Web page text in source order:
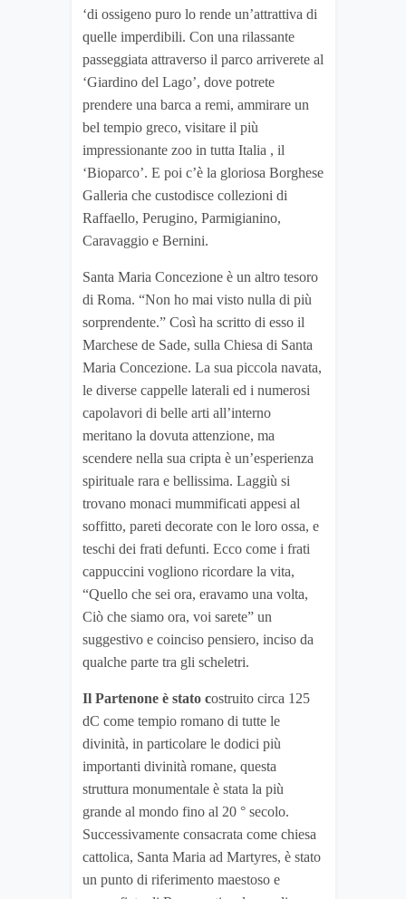
‘di ossigeno puro lo rende un’attrattiva di
quelle imperdibili. Con una rilassante
passeggiata attraverso il parco arriverete al
‘Giardino del Lago’, dove potrete
prendere una barca a remi, ammirare un
bel tempio greco, visitare il più
impressionante zoo in tutta Italia , il
‘Bioparco’. E poi c’è la gloriosa Borghese
Galleria che custodisce collezioni di
Raffaello, Perugino, Parmigianino,
Caravaggio e Bernini.
Santa Maria Concezione è un altro tesoro
di Roma. “Non ho mai visto nulla di più
sorprendente.” Così ha scritto di esso il
Marchese de Sade, sulla Chiesa di Santa
Maria Concezione. La sua piccola navata,
le diverse cappelle laterali ed i numerosi
capolavori di belle arti all’interno
meritano la dovuta attenzione, ma
scendere nella sua cripta è un’esperienza
spirituale rara e bellissima. Laggiù si
trovano monaci mummificati appesi al
soffitto, pareti decorate con le loro ossa, e
teschi dei frati defunti. Ecco come i frati
cappuccini vogliono ricordare la vita,
“Quello che sei ora, eravamo una volta,
Ciò che siamo ora, voi sarete” un
suggestivo e coinciso pensiero, inciso da
qualche parte tra gli scheletri.
Il Partenone è stato costruito circa 125
dC come tempio romano di tutte le
divinità, in particolare le dodici più
importanti divinità romane, questa
struttura monumentale è stata la più
grande al mondo fino al 20 ° secolo.
Successivamente consacrata come chiesa
cattolica, Santa Maria ad Martyres, è stato
un punto di riferimento maestoso e